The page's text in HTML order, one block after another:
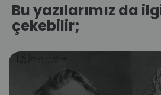
Bu yazılarımız da
çekebilir;